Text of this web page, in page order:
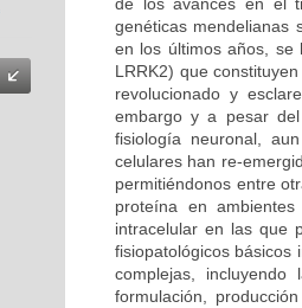
genéticas mendelianas
en los últimos años, se
LRRK2) que
revolucionado y
embargo y a pesar
fisiología neuronal,
celulares han re-
permitiéndonos entre
proteína en
intracelular en las que
fisiopatológicos básicos
complejas,
formulación,